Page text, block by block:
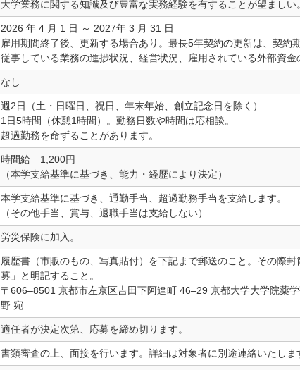
大学業務に関する知識及び豊富な実務経験を有することが望ましい。
2026 年 4 月 1 日 ～ 2027年 3 月 31 日
雇用期間終了後、更新する場合あり。最長5年契約の更新は、契約
従事している業務の進捗状況、経営状況、雇用されている外部資金
なし
週2日（土・日曜日、祝日、年末年始、創立記念日を除く）
1日5時間（休憩1時間）。勤務日数や時間は応相談。
超過勤務を命ずることがあります。
時間給 1,200円
（本学支給基準に基づき、能力・経歴により決定）
本学支給基準に基づき、通勤手当、超過勤務手当を支給します。
（その他手当、賞与、退職手当は支給しない）
労災保険に加入。
履歴書（市販のもの、写真貼付）を下記まで郵送のこと。その際
募」と明記すること。
〒606–8501 京都市左京区吉田下阿達町 46–29 京都大学大学院薬
野 宛
適任者が決定次第、応募を締め切ります。
書類審査の上、面接を行います。詳細は対象者に別途連絡いたしま